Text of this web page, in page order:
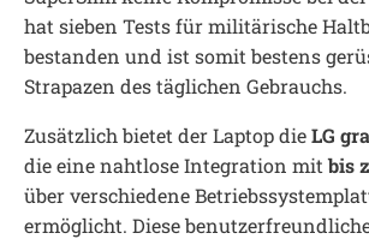
hat sieben Tests für militärische
bestanden und ist somit bestens
Strapazen des täglichen Gebrauchs.
Zusätzlich bietet der Laptop dieLG
die eine nahtlose Integration mitbis
über verschiedene
ermöglicht. Diese